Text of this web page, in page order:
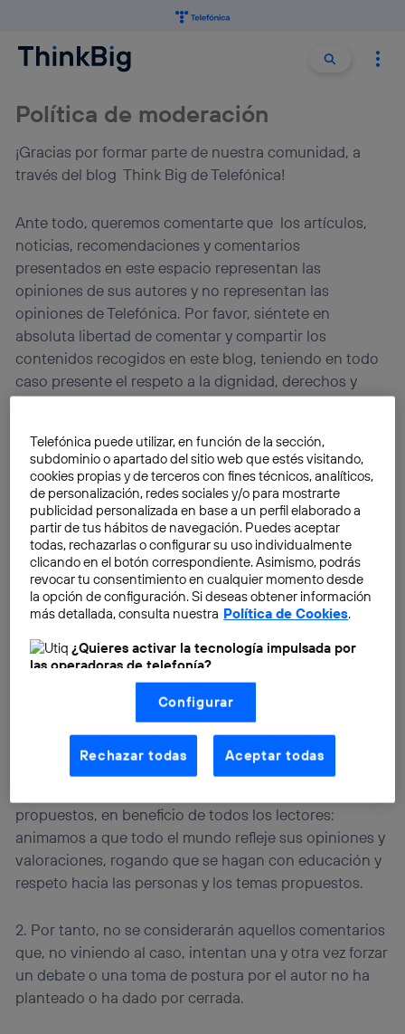
Buscar
Política de moderación
¡Gracias por formar parte de nuestra comunidad, a
través del blog Think Big de Telefónica!
Ante todo, queremos comentarte que los artículos,
noticias, recomendaciones y comentarios
presentados en este espacio representan las
opiniones de sus autores y no representan las
opiniones de Telefónica. Por favor, siéntete en
absoluta libertad de comentar y compartir los
contenidos recogidos en este blog, teniendo en todo
caso presente el respeto a la dignidad, derechos y
propiedad de otros.
Dada la importancia de los comentarios como espacio
de participación en la creación o la argumentación de
los autores de nuestro blog, te pedimos que por favor
cumplas con las siguientes normas de participación:
1. El autor tiene toda la legitimidad para determinar
qué comentarios complementan o no su post. No
consideramos que la no inclusión de un comentario
impedir la expresión personal: en la Red hay espacio
suficiente para reflejar toda las opiniones con medios
al alcance de cualquier persona; enlazar permite hacer
referencia a aquellos contenidos sobre los que se
discute, por lo que ninguna voz puede ser acallada.
Simplemente, nuestro propósito editorial es mantener
propuestos, en beneficio de todos los lectores:
animamos a que todo el mundo refleje sus opiniones y
valoraciones, rogando que se hagan con educación y
respeto hacia las personas y los temas propuestos.
2. Por tanto, no se considerarán aquellos comentarios
que, no viniendo al caso, intentan una y otra vez forzar
un debate o una toma de postura por el autor no ha
planteado o ha dado por cerrada.
Telefónica puede utilizar, en función de la sección,
subdominio o apartado del sitio web que estés visitando,
cookies propias y de terceros con fines técnicos, analíticos,
de personalización, redes sociales y/o para mostrarte
publicidad personalizada en base a un perfil elaborado a
partir de tus hábitos de navegación. Puedes aceptar
todas, rechazarlas o configurar su uso individualmente
clicando en el botón correspondiente. Asimismo, podrás
revocar tu consentimiento en cualquier momento desde
la opción de configuración. Si deseas obtener información
más detallada, consulta nuestra Política de Cookies.
¿Quieres activar la tecnología impulsada por
las operadoras de telefonía?
Nosotros, Telefónica S.A., utilizamos la tecnología Utiq para
realizar nuestras acciones de marketing digital o análisis
(como se describe en este aviso de consentimiento)
basadas en tu navegación en nuestra(s) web(s)
aquí(solo cuando utilizas una conexión a
internet habilitada , proporcionada por una de las
operadoras de telefonía participantes, y otorgas tu
La tecnología Utiq está diseñada con la privacidad como
prioridad ofreciéndote elección y control.
La tecnología utiliza un identificador cifrado creado por tu
operadora de telefonía, utilizando tu dirección IP y otra
información de la cuenta de cliente de
(p. ej., número de teléfono móvil).
Este identificador se asigna a la conexión de internet, por
lo que cualquier persona que conecte su dispositivo y
consienta el uso de la tecnología recibirá el mismo
identificador. Típicamente:
Configurar
Rechazar todas Aceptar todas